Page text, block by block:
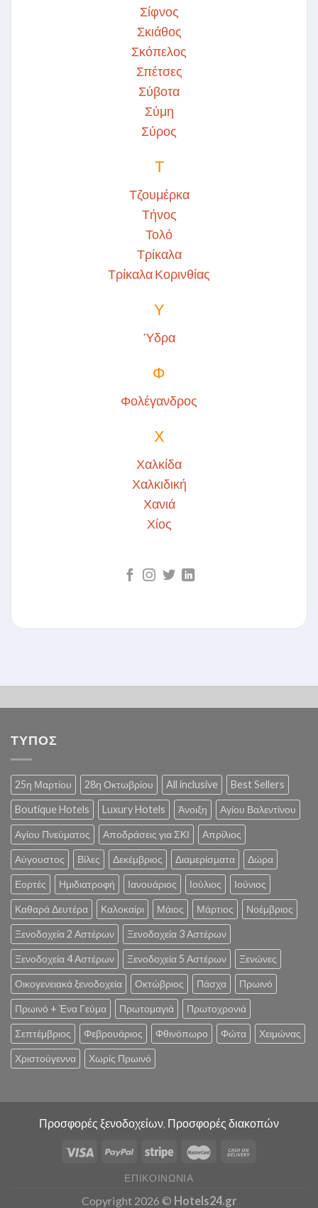
Σίφνος
Σκιάθος
Σκόπελος
Σπέτσες
Σύβοτα
Σύμη
Σύρος
Τ
Τζουμέρκα
Τήνος
Τολό
Τρίκαλα
Τρίκαλα Κορινθίας
Υ
Ύδρα
Φ
Φολέγανδρος
Χ
Χαλκίδα
Χαλκιδική
Χανιά
Χίος
ΤΥΠΟΣ
25η Μαρτίου 28η Οκτωβρίου All inclusive Best Sellers
Boutique Hotels Luxury Hotels Άνοιξη Αγίου Βαλεντίνου
Αγίου Πνεύματος Αποδράσεις για ΣΚΙ Απρίλιος
Αύγουστος Βίλες Δεκέμβριος Διαμερίσματα Δώρα
Εορτές Ημιδιατροφή Ιανουάριος Ιούλιος Ιούνιος
Καθαρά Δευτέρα Καλοκαίρι Μάιος Μάρτιος Νοέμβριος
Ξενοδοχεία 2 Αστέρων Ξενοδοχεία 3 Αστέρων
Ξενοδοχεία 4 Αστέρων Ξενοδοχεία 5 Αστέρων Ξενώνες
Οικογενειακά ξενοδοχεία Οκτώβριος Πάσχα Πρωινό
Πρωινό + Ένα Γεύμα Πρωτομαγιά Πρωτοχρονιά
Σεπτέμβριος Φεβρουάριος Φθινόπωρο Φώτα Χειμώνας
Χριστούγεννα Χωρίς Πρωινό
Προσφορές ξενοδοχείων, Προσφορές διακοπών
ΕΠΙΚΟΙΝΩΝΊΑ
Copyright 2026 © Hotels24.gr